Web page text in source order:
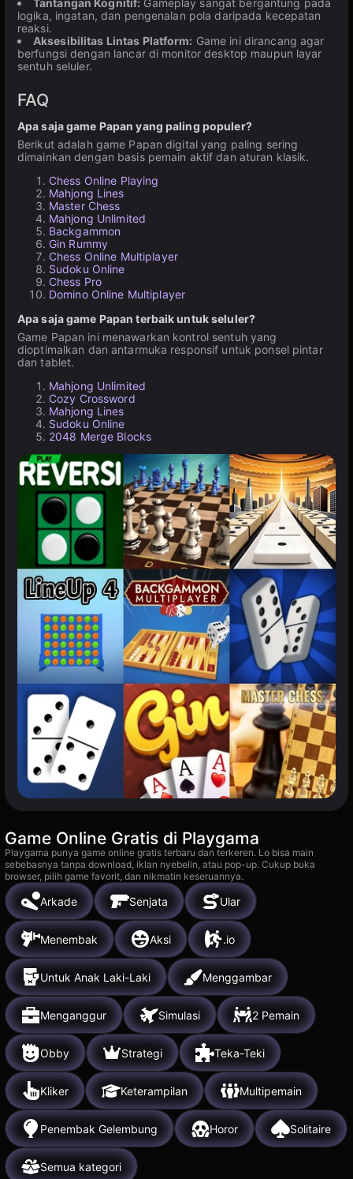
Tantangan Kognitif: Gameplay sangat bergantung pada
logika, ingatan, dan pengenalan pola daripada kecepatan
reaksi.
Aksesibilitas Lintas Platform: Game ini dirancang agar
berfungsi dengan lancar di monitor desktop maupun layar
sentuh seluler.
FAQ
Apa saja game Papan yang paling populer?
Berikut adalah game Papan digital yang paling sering
dimainkan dengan basis pemain aktif dan aturan klasik.
Chess Online Playing
Mahjong Lines
Master Chess
Mahjong Unlimited
Backgammon
Gin Rummy
Chess Online Multiplayer
Sudoku Online
Chess Pro
Domino Online Multiplayer
Apa saja game Papan terbaik untuk seluler?
Game Papan ini menawarkan kontrol sentuh yang
dioptimalkan dan antarmuka responsif untuk ponsel pintar
dan tablet.
Mahjong Unlimited
Cozy Crossword
Mahjong Lines
Sudoku Online
2048 Merge Blocks
Game Online Gratis di Playgama
Playgama punya game online gratis terbaru dan terkeren. Lo bisa main
sebebasnya tanpa download, iklan nyebelin, atau pop-up. Cukup buka
browser, pilih game favorit, dan nikmatin keseruannya.
Arkade Senjata Ular
Menembak Aksi .io
Untuk Anak Laki-Laki Menggambar
Menganggur Simulasi 2 Pemain
Obby Strategi Teka-Teki
Kliker Keterampilan Multipemain
Penembak Gelembung Horor Solitaire
Semua kategori